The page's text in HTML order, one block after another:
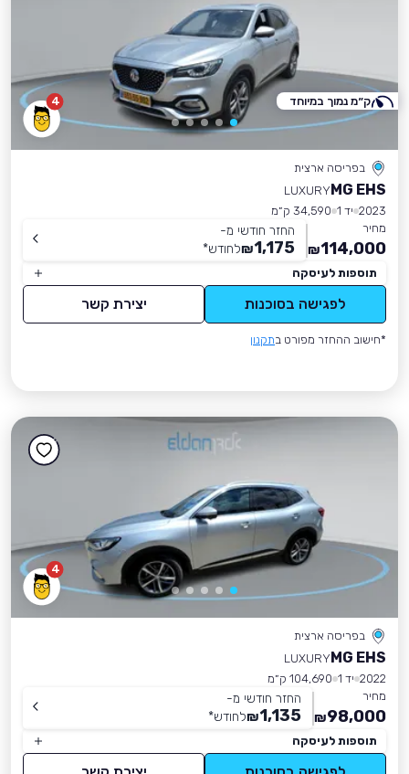
4
בפריסה ארצית
MG EHS
LUXURY
2023 יד 1
34,590 ק״מ
מחיר
114,000
₪
החזר חודשי מ-
1,175
₪לחודש*
תוספות לעיסקה
לפגישה בסוכנות יצירת קשר
*חישוב ההחזר מפורט בתקנון
ק״מ נמוך במיוחד
4
בפריסה ארצית
MG EHS
LUXURY
2022 יד 1
104,690 ק״מ
מחיר
98,000
₪
החזר חודשי מ-
1,135
₪לחודש*
תוספות לעיסקה